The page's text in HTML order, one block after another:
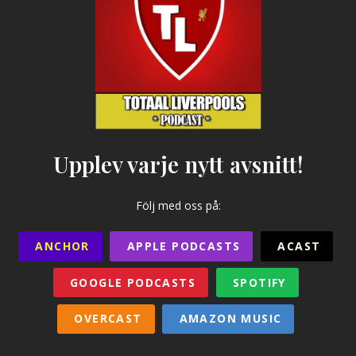
Upplev varje nytt avsnitt!
Följ med oss på:
ANCHOR APPLE PODCASTS ACAST
GOOGLE PODCASTS SPOTIFY
OVERCAST AMAZON MUSIC